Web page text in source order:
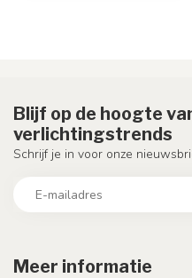
Meer informatie
Blijf op de hoogte
verlichtingstrends
Schrijf je in voor onze